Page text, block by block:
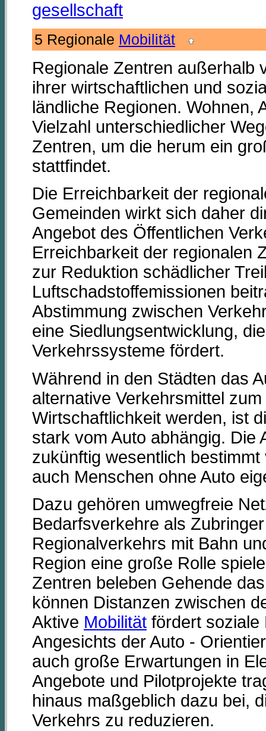
gesellschaft
5 Regionale Mobilität
Regionale Zentren außerhalb
ihrer wirtschaftlichen und
ländliche Regionen. Wohnen,
Vielzahl unterschiedlicher
Zentren, um die herum ein
stattfindet.
Die Erreichbarkeit der
Gemeinden wirkt sich daher
Angebot des Öffentlichen
Erreichbarkeit der regionalen
zur Reduktion schädlicher
Luftschadstoffemissionen
Abstimmung zwischen
eine Siedlungsentwicklung,
Verkehrssysteme fördert.
Während in den Städten das
alternative Verkehrsmittel
Wirtschaftlichkeit werden, ist
stark vom Auto abhängig. Die
zukünftig wesentlich
auch Menschen ohne Auto
Dazu gehören umwegfreie
Bedarfsverkehre als
Regionalverkehrs mit Bahn
Region eine große Rolle
Zentren beleben Gehende
können Distanzen zwischen
Aktive Mobilität fördert soziale
Angesichts der Auto -
auch große Erwartungen in
Angebote und Pilotprojekte
hinaus maßgeblich dazu bei,
Verkehrs zu reduzieren.